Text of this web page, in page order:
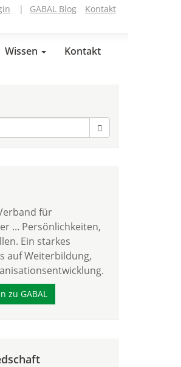
| GABAL Blog Kontakt
Wissen Kontakt
für
... Persönlichkeiten,
Ein starkes
auf Weiterbildung,
zu GABAL